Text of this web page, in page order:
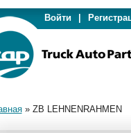
Войти
» ZB LEHNENRAHMEN